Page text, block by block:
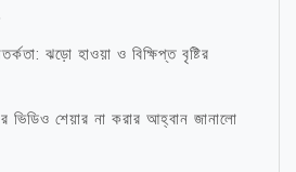
ঝড়ো হাওয়া ও বিক্ষিপ্ত বৃষ্টির
ভিডিও শেয়ার না করার আহ্বান জানালো